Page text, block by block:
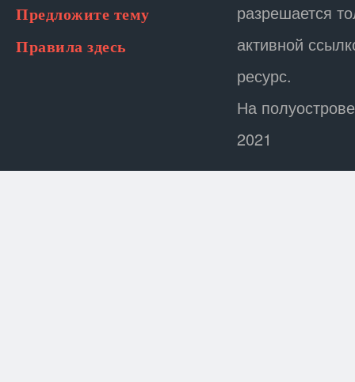
Предложите тему
Правила здесь
разрешается
активной
ресурс.
На
2021